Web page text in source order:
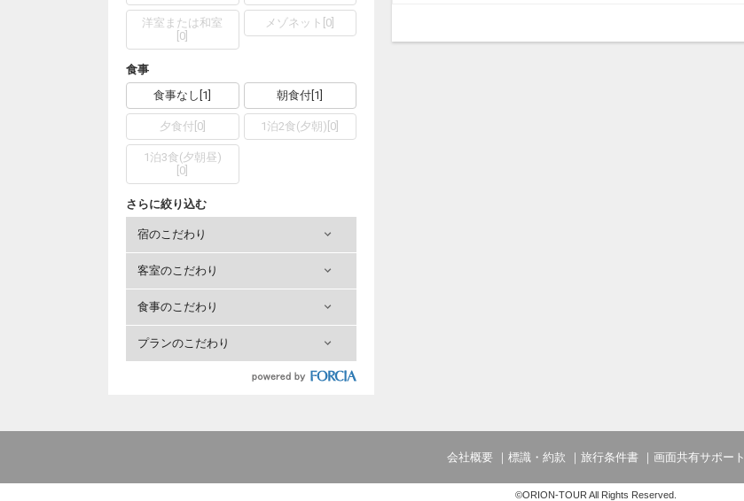
洋室または和室
0
メゾネット 0
食事
食事なし 1 朝食付 1
夕食付 0] 1泊2食(夕朝) 0
1泊3食(夕朝昼)
0
さらに絞り込む
宿のこだわり
客室のこだわり
食事のこだわり
プランのこだわり
会社概要 標識・約款 旅行条件書 画面共有サポート
©ORION-TOUR All Rights Reserved.